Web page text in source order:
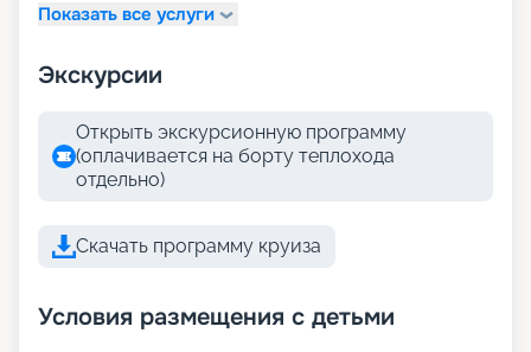
Показать все услуги
Экскурсии
Открыть экскурсионную программу
(оплачивается на борту теплохода
отдельно)
Скачать программу круиза
Условия размещения с детьми